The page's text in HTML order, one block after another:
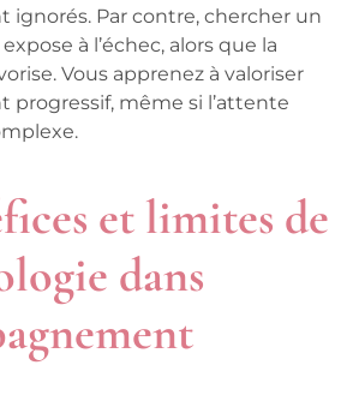
ignorés. Par contre, chercher un
à l’échec, alors que la
Vous apprenez à valoriser
progressif, même si l’attente
.
et limites de
dans